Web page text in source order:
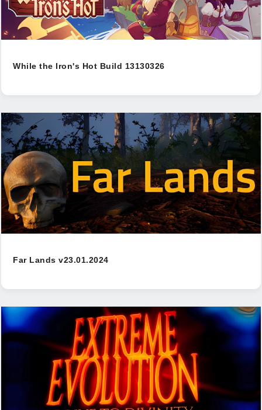
While the Iron's Hot Build 13130326
Far Lands v23.01.2024